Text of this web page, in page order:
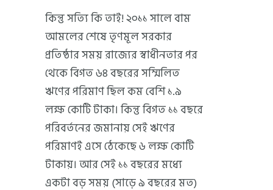
কিন্তু সত্যি কি তাই! ২০১১ সালে বাম
আমলের শেষে তৃণমূল সরকার
প্রতিষ্ঠার সময় রাজ্যের স্বাধীনতার পর
থেকে বিগত ৬৪ বছরের সম্মিলিত
ঋণের পরিমাণ ছিল কম বেশি ১.৯
লক্ষ কোটি টাকা। কিন্তু বিগত ১১ বছরে
পরিবর্তনের জমানায় সেই ঋণের
পরিমাণই এসে ঠেকেছে ৬ লক্ষ কোটি
টাকায়। আর সেই ১১ বছরের মধ্যে
একটা বড় সময় (সাড়ে ৯ বছরের মত)